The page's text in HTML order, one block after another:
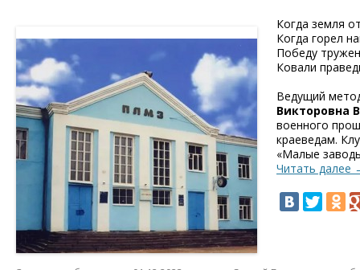
Когда земля
Когда горел
Победу
Ковали
Ведущий
Викторовна
военного
краеведам.
«Малые
Читать далее